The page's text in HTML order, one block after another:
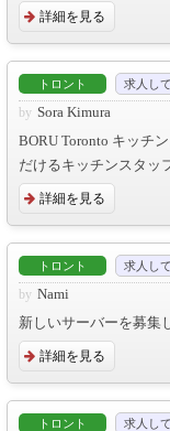
詳細を見る
トロント 求人し
Sora Kimura
BORU Toronto キッチ
だけるキッチンスタッ
詳細を見る
トロント 求人し
Nami
新しいサーバーを募集
詳細を見る
トロント 求人し